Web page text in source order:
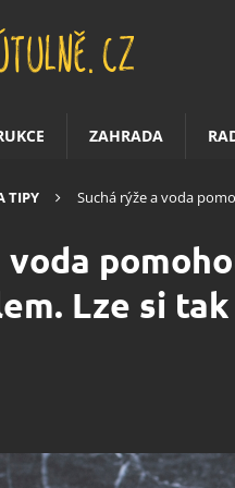
ZAHRADA
TIPY
Suchá rýže a voda
voda
Lze si